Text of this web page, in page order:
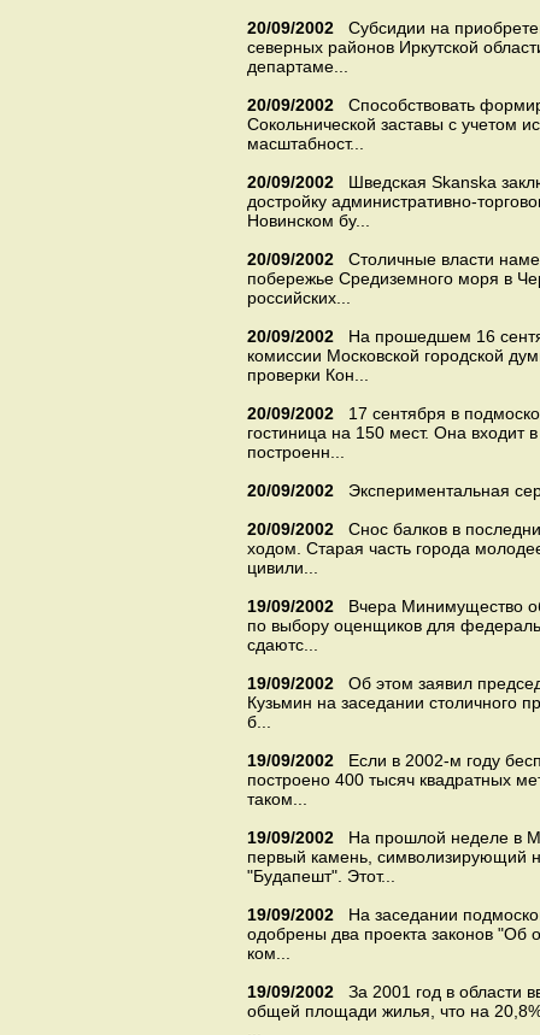
20/09/2002
Субсидии на
северных районов Иркутской
департаме...
20/09/2002
Способствовать
Сокольнической заставы с учетом
масштабност...
20/09/2002
Шведская Skanska
достройку административно-
Новинском бу...
20/09/2002
Столичные власти
побережье Средиземного моря в
российских...
20/09/2002
На прошедшем 16
комиссии Московской городской
проверки Кон...
20/09/2002
17 сентября в
гостиница на 150 мест. Она входит
построенн...
20/09/2002
Экспериментальная
20/09/2002
Снос балков в
ходом. Старая часть города
цивили...
19/09/2002
Вчера Минимущество
по выбору оценщиков для
сдаютс...
19/09/2002
Об этом заявил
Кузьмин на заседании столичного
б...
19/09/2002
Если в 2002-м году
построено 400 тысяч квадратных
таком...
19/09/2002
На прошлой неделе в
первый камень, символизирующий
"Будапешт". Этот...
19/09/2002
На заседании
одобрены два проекта законов "Об
ком...
19/09/2002
За 2001 год в области
общей площади жилья, что на